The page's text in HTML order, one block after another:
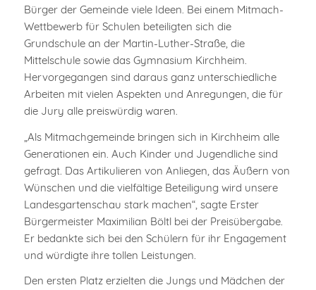
Bürger der Gemeinde viele Ideen. Bei einem Mitmach-
Wettbewerb für Schulen beteiligten sich die
Grundschule an der Martin-Luther-Straße, die
Mittelschule sowie das Gymnasium Kirchheim.
Hervorgegangen sind daraus ganz unterschiedliche
Arbeiten mit vielen Aspekten und Anregungen, die für
die Jury alle preiswürdig waren.
„Als Mitmachgemeinde bringen sich in Kirchheim alle
Generationen ein. Auch Kinder und Jugendliche sind
gefragt. Das Artikulieren von Anliegen, das Äußern von
Wünschen und die vielfältige Beteiligung wird unsere
Landesgartenschau stark machen“, sagte Erster
Bürgermeister Maximilian Böltl bei der Preisübergabe.
Er bedankte sich bei den Schülern für ihr Engagement
und würdigte ihre tollen Leistungen.
Den ersten Platz erzielten die Jungs und Mädchen der